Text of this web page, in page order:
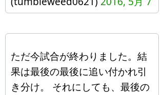
ただ今試合が終わりました。結
果は最後の最後に追い付かれ引
き分け。 それにしても、最後の